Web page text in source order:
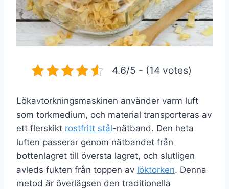
4.6/5 - (14 votes)
Lökavtorkningsmaskinen använder varm luft
som torkmedium, och material transporteras av
ett flerskikt rostfritt stål-nätband. Den heta
luften passerar genom nätbandet från
bottenlagret till översta lagret, och slutligen
avleds fukten från toppen av löktorken. Denna
metod är överlägsen den traditionella